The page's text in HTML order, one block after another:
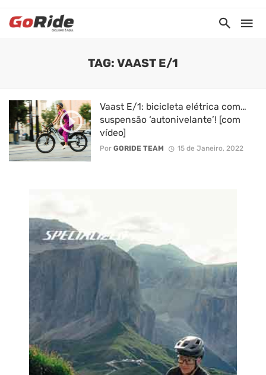
TAG: VAAST E/1
Vaast E/1: bicicleta elétrica com…
suspensão ‘autonivelante’! [com
vídeo]
Por GORIDE TEAM 15 de Janeiro, 2022